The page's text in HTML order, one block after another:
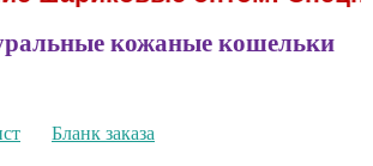
кожаные кошельки
Бланк заказа